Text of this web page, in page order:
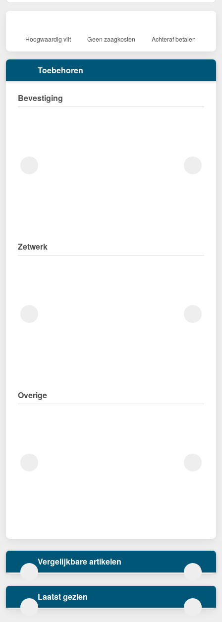
Hoogwaardig vilt Geen zaagkosten Achteraf betalen
Toebehoren
Bevestiging
Zetwerk
Overige
Vergelijkbare artikelen
Laatst gezien